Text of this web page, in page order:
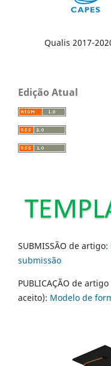
Qualis 2017-
Edição Atual
SUBMISSÃO de artigo:
submissão
PUBLICAÇÃO de
aceito): Modelo de